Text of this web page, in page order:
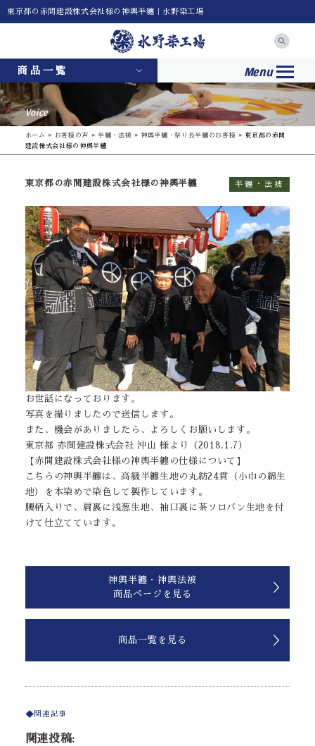
東京都の赤間建設株式会社様の神輿半纏｜水野染工場
商品一覧 Menu
Voice
ホーム » お客様の声 » 半纏・法被 »神輿半纏・祭り長半纏のお客様 »東京都の赤間
建設株式会社様の神輿半纏
東京都の赤間建設株式会社様の神輿半纏 半纏・法被
お世話になっております。
写真を撮りましたので送信します。
また、機会がありましたら、よろしくお願いします。
東京都 赤間建設株式会社 沖山 様より（2018.1.7）
【赤間建設株式会社様の神輿半纏の仕様について】
こちらの神輿半纏は、高級半纏生地の丸紡24貫（小巾の綿生
地）を本染めで染色して製作しています。
腰柄入りで、肩裏に浅葱生地、袖口裏に茶ソロバン生地を付
けて仕立てています。
商品一覧を見る
神輿半纏・神輿法被
商品ページを見る
関連記事
関連投稿: